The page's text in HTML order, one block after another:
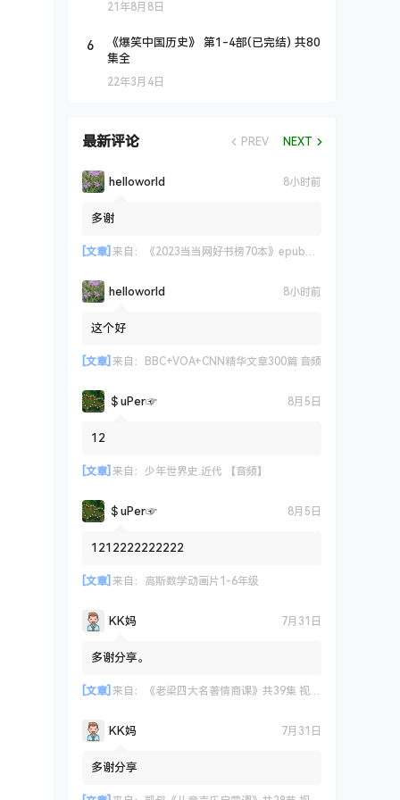
21年8月8日
6
《爆笑中国历史》 第1-4部(已完结) 共80
集全
22年3月4日
最新评论 PREV NEXT
helloworld 8小时前
多谢
[文章] 来自： 《2023当当网好书榜70本》epub+azw3+mobi格式
helloworld 8小时前
这个好
[文章] 来自： BBC+VOA+CNN精华文章300篇 音频
＄uΡer☞ 8月5日
12
[文章] 来自： 少年世界史.近代 【音频】
＄uΡer☞ 8月5日
1212222222222
[文章] 来自： 高斯数学动画片1-6年级
KK妈 7月31日
多谢分享。
[文章] 来自： 《老梁四大名著情商课》共39集 视频课程
KK妈 7月31日
多谢分享